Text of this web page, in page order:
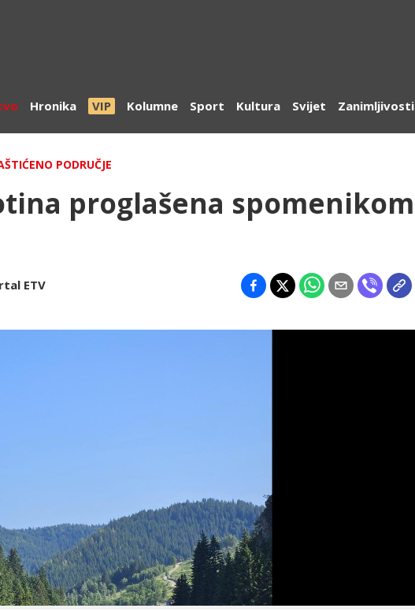
Hronika VIP Kolumne Sport Kultura Svijet Zanimljivosti
PODRUČJE
proglašena spomenikom
ETV